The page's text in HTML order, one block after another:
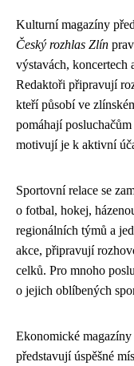
Kulturní magazíny
Český rozhlas Zlín
výstavách, koncertech
Redaktoři připravují
kteří působí ve
pomáhají
motivují je k aktivní
Sportovní relace se
o fotbal, hokej,
regionálních týmů a
akce, připravují
celků. Pro mnoho
o jejich oblíbených
Ekonomické
představují úspěšné